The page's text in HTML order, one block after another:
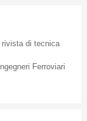
rivista di tecnica
Ingegneri Ferroviari